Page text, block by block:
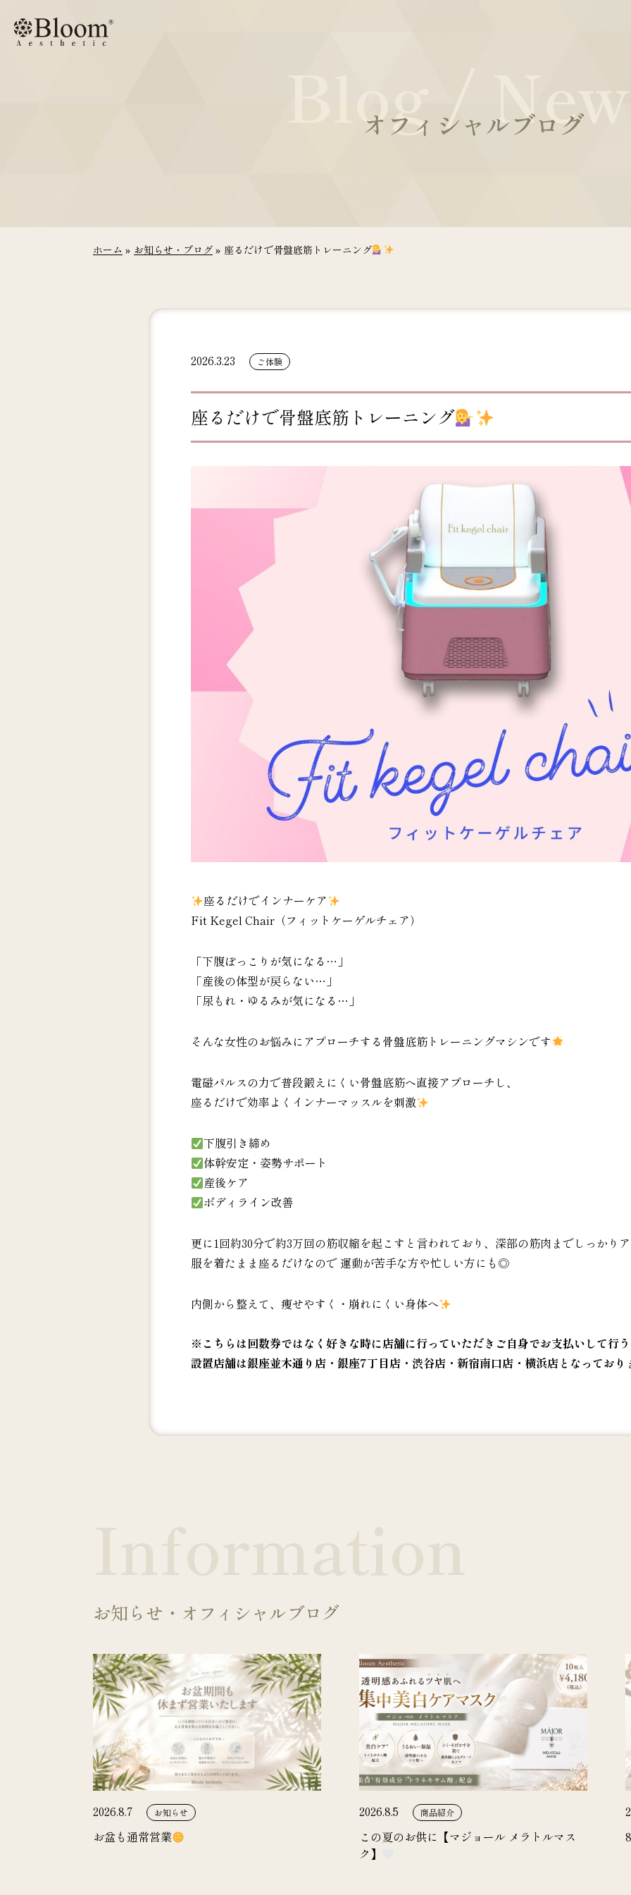
Blog / News
オフィシャルブログ
ホーム » お知らせ・ブログ » 座るだけで骨盤底筋トレーニング
2026.3.23 ご体験
座るだけで骨盤底筋トレーニング
座るだけでインナーケア
Fit Kegel Chair（フィットケーゲルチェア）
「下腹ぽっこりが気になる…」
「産後の体型が戻らない…」
「尿もれ・ゆるみが気になる…」
そんな女性のお悩みにアプローチする骨盤底筋トレーニングマシンです
電磁パルスの力で普段鍛えにくい骨盤底筋へ直接アプローチし、
座るだけで効率よくインナーマッスルを刺激
下腹引き締め
体幹安定・姿勢サポート
産後ケア
ボディライン改善
更に1回約30分で約3万回の筋収縮を起こすと言われており、深部の筋肉までしっかり
服を着たまま座るだけなので 運動が苦手な方や忙しい方にも◎
内側から整えて、痩せやすく・崩れにくい身体へ
※こちらは回数券ではなく好きな時に店舗に行っていただきご自身でお支払いして行う
設置店舗は銀座並木通り店・銀座7丁目店・渋谷店・新宿南口店・横浜店となっており
お知らせ・オフィシャルブログ
2026.8.7 お知らせ
お盆も通常営業
2026.8.5 商品紹介
この夏のお供に【マジョール メラトルマス
ク】